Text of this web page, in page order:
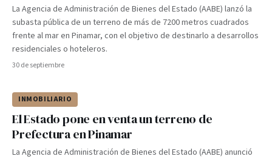
La Agencia de Administración de Bienes del Estado (AABE) lanzó la
subasta pública de un terreno de más de 7200 metros cuadrados
frente al mar en Pinamar, con el objetivo de destinarlo a desarrollos
residenciales o hoteleros.
30 de septiembre
INMOBILIARIO
El Estado pone en venta un terreno de
Prefectura en Pinamar
La Agencia de Administración de Bienes del Estado (AABE) anunció